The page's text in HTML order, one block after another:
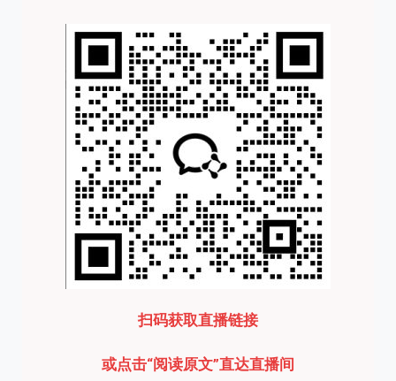
扫码获取直播链接
或点击“阅读原文”直达直播间